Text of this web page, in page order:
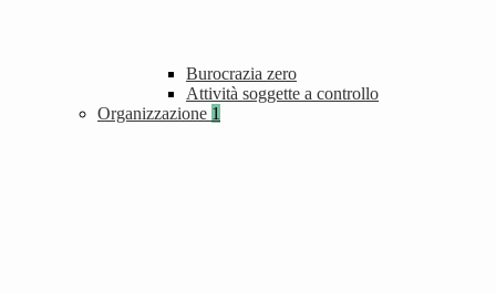
Burocrazia zero
Attività soggette a controllo
Organizzazione 1